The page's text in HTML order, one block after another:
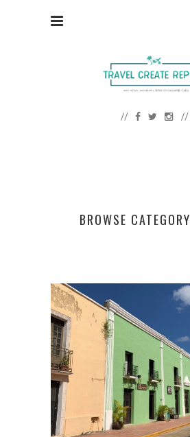
BROWSE CATEGORY